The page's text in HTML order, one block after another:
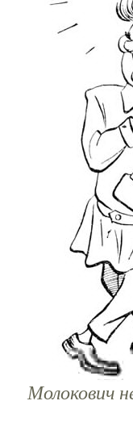
Молокович